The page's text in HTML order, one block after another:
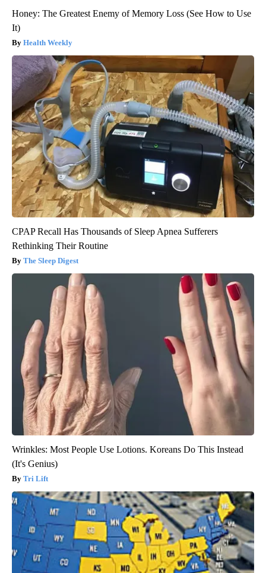
Honey: The Greatest Enemy of Memory Loss (See How to Use
It)
Health Weekly
CPAP Recall Has Thousands of Sleep Apnea Sufferers
Rethinking Their Routine
The Sleep Digest
Wrinkles: Most People Use Lotions. Koreans Do This Instead
(It's Genius)
Tri Lift